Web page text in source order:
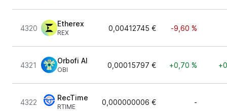
4320
Etherex
REX
0,00412745 € -9,60 %
4321
Orbofi AI
OBI
0,00015797 € +0,70 %
4322
RecTime
RTIME
0,000000006 € -